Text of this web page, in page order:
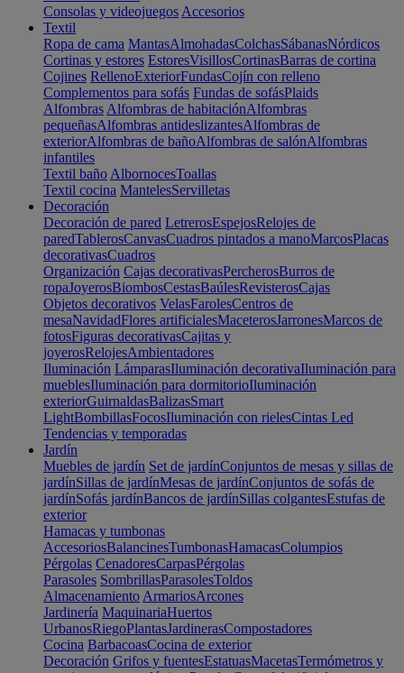
Consolas y videojuegos Accesorios
Textil
Ropa de cama MantasAlmohadasColchasSábanasNórdicos
Cortinas y estores EstoresVisillosCortinasBarras de cortina
Cojines RellenoExteriorFundasCojín con relleno
Complementos para sofás Fundas de sofásPlaids
Alfombras Alfombras de habitaciónAlfombras
pequeñasAlfombras antideslizantesAlfombras de
exteriorAlfombras de bañoAlfombras de salónAlfombras
infantiles
Textil baño AlbornocesToallas
Textil cocina MantelesServilletas
Decoración
Decoración de pared LetrerosEspejosRelojes de
paredTablerosCanvasCuadros pintados a manoMarcosPlacas
decorativasCuadros
Organización Cajas decorativasPercherosBurros de
ropaJoyerosBiombosCestasBaúlesRevisterosCajas
Objetos decorativos VelasFarolesCentros de
mesaNavidadFlores artificialesMaceterosJarronesMarcos de
fotosFiguras decorativasCajitas y
joyerosRelojesAmbientadores
Iluminación LámparasIluminación decorativaIluminación para
mueblesIluminación para dormitorioIluminación
exteriorGuirnaldasBalizasSmart
LightBombillasFocosIluminación con rielesCintas Led
Tendencias y temporadas
Jardín
Muebles de jardín Set de jardínConjuntos de mesas y sillas de
jardínSillas de jardínMesas de jardínConjuntos de sofás de
jardínSofás jardínBancos de jardínSillas colgantesEstufas de
exterior
Hamacas y tumbonas
AccesoriosBalancinesTumbonasHamacasColumpios
Pérgolas CenadoresCarpasPérgolas
Parasoles SombrillasParasolesToldos
Almacenamiento ArmariosArcones
Jardinería MaquinariaHuertos
UrbanosRiegoPlantasJardinerasCompostadores
Cocina BarbacoasCocina de exterior
Decoración Grifos y fuentesEstatuasMacetasTermómetros y